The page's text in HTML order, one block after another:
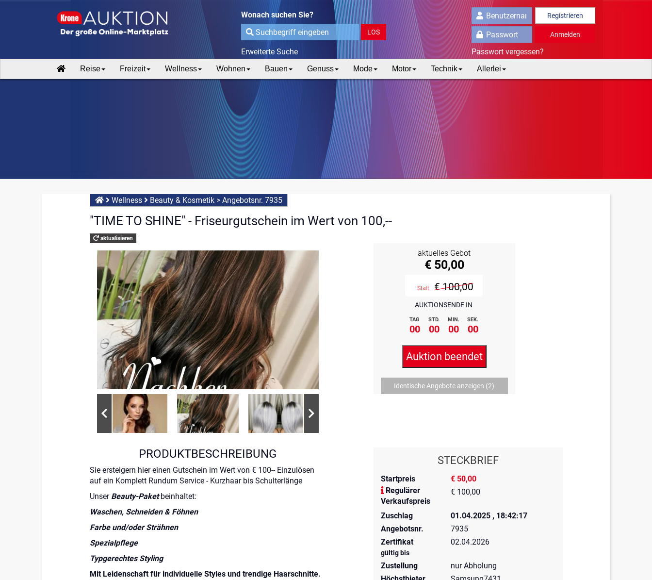
Wonach suchen Sie?
LOS
Erweiterte Suche
Registrieren
Anmelden
Passwort vergessen?
Reise Freizeit Wellness Wohnen Bauen Genuss Mode Motor Technik Allerlei
Wellness Beauty & Kosmetik> Angebotsnr. 7935
"TIME TO SHINE" - Friseurgutschein im Wert von 100,--
aktualisieren
AUKTIONSENDE IN
TAG STD. MIN. SEK.
00 00 00 00
aktuelles Gebot
€ 50,00
Statt € 100,00
Auktion beendet
Identische Angebote anzeigen (2)
STECKBRIEF
Startpreis
€ 50,00
Regulärer
Verkaufspreis
€ 100,00
Zuschlag
01.04.2025 , 18:42:17
Angebotsnr.
7935
Zertifikat
gültig bis
02.04.2026
Zustellung
nur Abholung
PRODUKTBESCHREIBUNG
Sie ersteigern hier einen Gutschein im Wert von € 100-- Einzulösen
auf ein Komplett Rundum Service - Kurzhaar bis Schulterlänge
Unser Beauty-Paket beinhaltet:
Waschen, Schneiden & Föhnen
Farbe und/oder Strähnen
Spezialpflege
Typgerechtes Styling
Mit Leidenschaft für individuelle Styles und trendige Haarschnitte.